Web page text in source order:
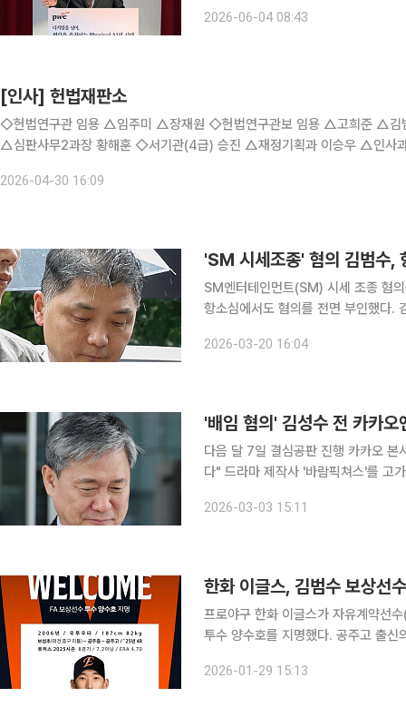
방식과 가치사슬 전반을 재설계하는 '
2026-06-04 08:43
[인사] 헌법재판소
◇헌법연구관 임용 △임주미 △장재원 ◇헌법연구관보 임용 △고희준 △김범수 ◇과장 전보 △심판사무1과장 김병섭 ◇과장 신규보임
2026-04-30 16:09
'SM 시세조종' 혐의 김범수,
SM엔터테인먼트(SM) 시세 조종 혐
항소심에서도 혐의를 전면 부인했다.
자본시장과 금융투자업에 관한 법률
2026-03-20 16:04
'배임 혐의' 김성수 전 카카
다음 달 7일 결심공판 진행 카카오 본
다" 드라마 제작사 '바람픽쳐스'를 고가 인수해 회사에 손해를 입힌 혐의를 받는 김성수 전 카카오엔
선고했다. 서울고등법원 형사3
2026-03-03 15:11
한화 이글스, 김범수 보상선
프로야구 한화 이글스가 자유계약선
투수 양수호를 지명했다. 공주고 출신의 2006년생 양수호는 2025년 KBO 신인드래프트 4라운드
러로 주목받았으며 지난해 퓨처스리
2026-01-29 15:13